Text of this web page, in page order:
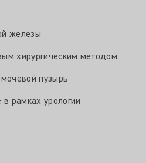
железы
хирургическим методом
пузырь
в рамках урологии